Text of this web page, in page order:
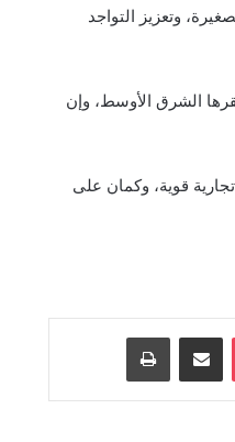
وتعزيز التواجد
الشرق الأوسط، وإن
قوية، وكمان على
‫Pocket مشاركة عبر البريد طباعة